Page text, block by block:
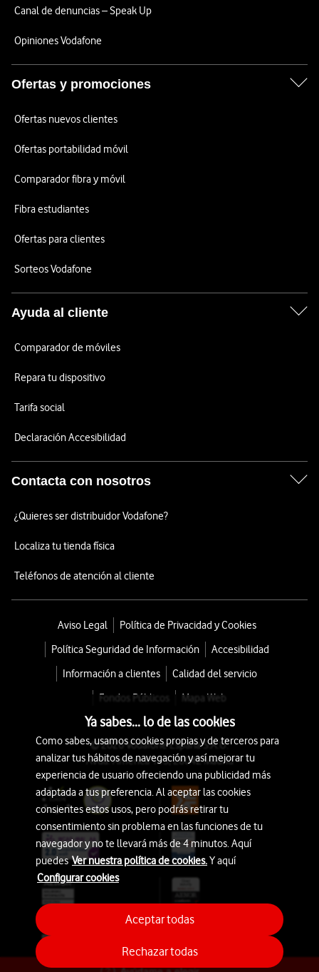
Canal de denuncias – Speak Up
Opiniones Vodafone
Ofertas y promociones
Ofertas nuevos clientes
Ofertas portabilidad móvil
Comparador fibra y móvil
Fibra estudiantes
Ofertas para clientes
Sorteos Vodafone
Ayuda al cliente
Comparador de móviles
Repara tu dispositivo
Tarifa social
Declaración Accesibilidad
Contacta con nosotros
¿Quieres ser distribuidor Vodafone?
Localiza tu tienda física
Teléfonos de atención al cliente
Aviso Legal
Política de Privacidad y Cookies
Política Seguridad de Información
Accesibilidad
Información a clientes
Calidad del servicio
Fondos Públicos
Mapa Web
© 2026 Vodafone España S.A.U.
Avda. América 115, 28042 Madrid
Ya sabes... lo de las cookies
Como sabes, usamos cookies propias y de terceros para
analizar tus hábitos de navegación y así mejorar tu
experiencia de usuario ofreciendo una publicidad más
adaptada a tus preferencia. Al aceptar las cookies
consientes estos usos, pero podrás retirar tu
consentimiento sin problema en las funciones de tu
navegador y no te llevará más de 4 minutos. Aquí
puedesVer nuestra política de cookies.Y aquí
Configurar cookies
Rechazar todas
Aceptar todas